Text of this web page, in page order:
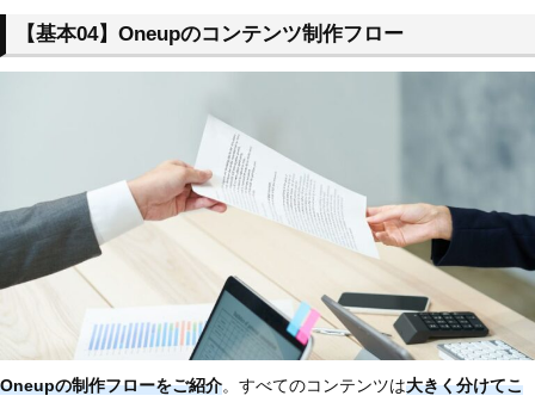
【基本04】Oneupのコンテンツ制作フロー
Oneupの制作フローをご紹介。すべてのコンテンツは大きく分けてこ